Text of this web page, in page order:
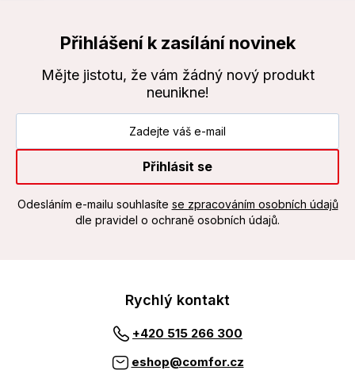
Přihlášení k zasílání novinek
Mějte jistotu, že vám žádný nový produkt
neunikne!
Přihlásit se
Odesláním e-mailu souhlasíte se zpracováním osobních údajů
dle pravidel o ochraně osobních údajů.
Rychlý kontakt
+420 515 266 300
eshop@comfor.cz